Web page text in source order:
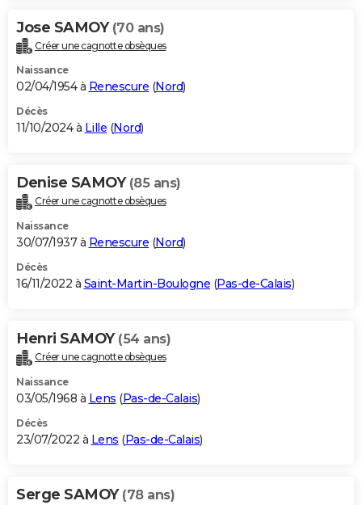
Jose SAMOY (70 ans)
Créer une cagnotte obsèques
Naissance
02/04/1954 à Renescure (Nord)
Décès
11/10/2024 à Lille (Nord)
Denise SAMOY (85 ans)
Créer une cagnotte obsèques
Naissance
30/07/1937 à Renescure (Nord)
Décès
16/11/2022 à Saint-Martin-Boulogne (Pas-de-Calais)
Henri SAMOY (54 ans)
Créer une cagnotte obsèques
Naissance
03/05/1968 à Lens (Pas-de-Calais)
Décès
23/07/2022 à Lens (Pas-de-Calais)
Serge SAMOY (78 ans)